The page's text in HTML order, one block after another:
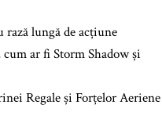
rază lungă de acțiune
ar fi Storm Shadow și
Regale și Forțelor Aeriene